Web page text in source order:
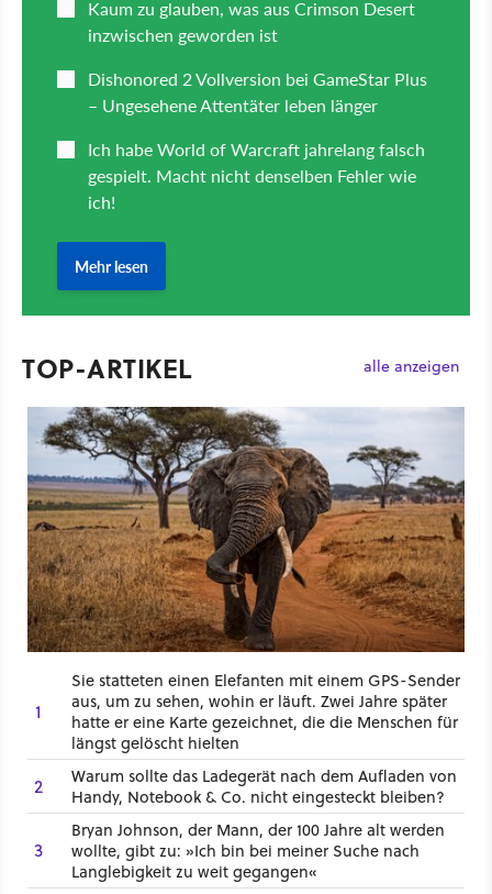
TOP-ARTIKEL alle anzeigen
1
Sie statteten einen Elefanten mit einem GPS-Sender
aus, um zu sehen, wohin er läuft. Zwei Jahre später
hatte er eine Karte gezeichnet, die die Menschen für
längst gelöscht hielten
2
Warum sollte das Ladegerät nach dem Aufladen von
Handy, Notebook & Co. nicht eingesteckt bleiben?
3
Bryan Johnson, der Mann, der 100 Jahre alt werden
wollte, gibt zu: »Ich bin bei meiner Suche nach
Langlebigkeit zu weit gegangen«